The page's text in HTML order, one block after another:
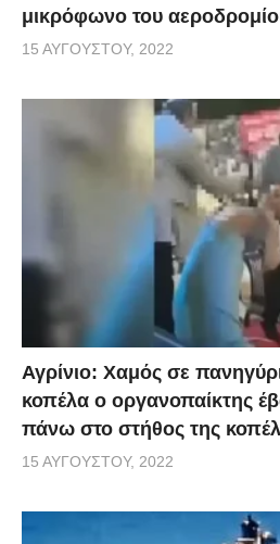
μικρόφωνο του
15 ΑΥΓΟΎΣΤΟΥ, 2022
Αγρίνιο: Χαμός σε
κοπέλα ο οργανοπαίκτης
πάνω στο στήθος της
15 ΑΥΓΟΎΣΤΟΥ, 2022